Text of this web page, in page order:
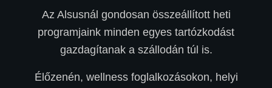
Az Alsusnál gondosan összeállított heti
programjaink minden egyes tartózkodást
gazdagítanak a szállodán túl is.
Élőzenén, wellness foglalkozásokon, helyi